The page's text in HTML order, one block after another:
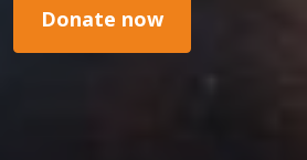
Donate now